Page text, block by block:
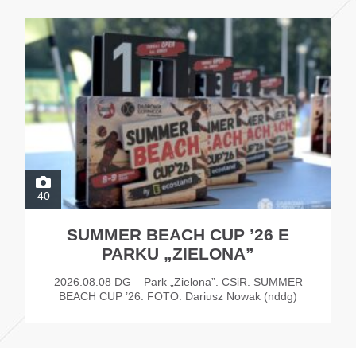
40
SUMMER BEACH CUP ’26 E
PARKU „ZIELONA”
2026.08.08 DG – Park „Zielona”. CSiR. SUMMER
BEACH CUP ’26. FOTO: Dariusz Nowak (nddg)